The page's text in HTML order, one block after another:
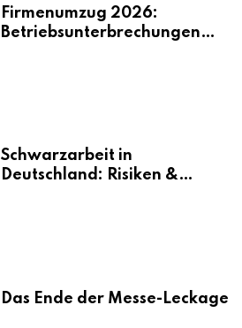
Firmenumzug 2026:
Betriebsunterbrechungen
Schwarzarbeit in
Deutschland: Risiken &
Das Ende der Messe-Leckage